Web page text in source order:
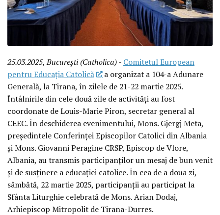
25.03.2025, București (Catholica)- Comitetul European
pentru Educația Catolică
a organizat a 104-a Adunare
Generală, la Tirana, în zilele de 21-22 martie 2025.
Întâlnirile din cele două zile de activități au fost
coordonate de Louis-Marie Piron, secretar general al
CEEC. În deschiderea evenimentului, Mons. Gjergj Meta,
președintele Conferinței Episcopilor Catolici din Albania
și Mons. Giovanni Peragine CRSP, Episcop de Vlore,
Albania, au transmis participanților un mesaj de bun venit
și de susținere a educației catolice. În cea de a doua zi,
sâmbătă, 22 martie 2025, participanții au participat la
Sfânta Liturghie celebrată de Mons. Arian Dodaj,
Arhiepiscop Mitropolit de Tirana-Durres.